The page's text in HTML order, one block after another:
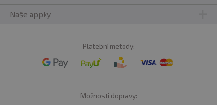
Naše appky
Platební metody:
Možnosti dopravy: